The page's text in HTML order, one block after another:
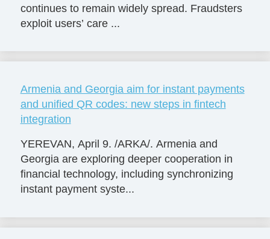
continues to remain widely spread. Fraudsters
exploit users’ care ...
Armenia and Georgia aim for instant payments
and unified QR codes: new steps in fintech
integration
YEREVAN, April 9. /ARKA/. Armenia and
Georgia are exploring deeper cooperation in
financial technology, including synchronizing
instant payment syste...